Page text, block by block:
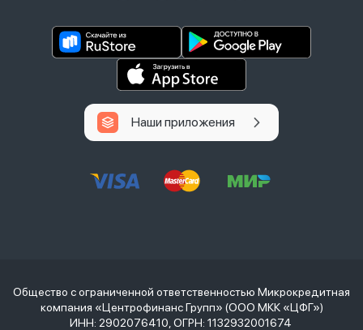
Наши приложения
Общество с ограниченной ответственностью Микрокредитная
компания «Центрофинанс Групп» (ООО МКК «ЦФГ»)
ИНН: 2902076410, ОГРН: 1132932001674